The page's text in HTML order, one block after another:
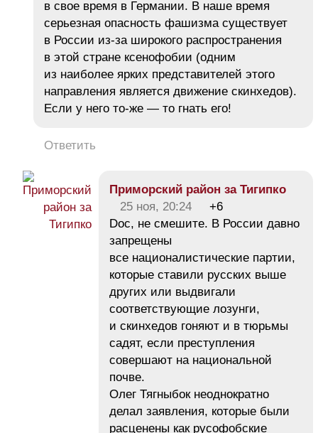
в свое время в Германии. В наше время
серьезная опасность фашизма существует
в России из-за широкого распространения
в этой стране ксенофобии (одним
из наиболее ярких представителей этого
направления является движение скинхедов).
Если у него то-же — то гнать его!
Ответить
Приморский район за Тигипко
25 ноя, 20:24
+6
Doc, не смешите. В России давно
запрещены
все националистические партии,
которые ставили русских выше
других или выдвигали
соответствующие лозунги,
и скинхедов гоняют и в тюрьмы
садят, если преступления
совершают на национальной
почве.
Олег Тягныбок неоднократно
делал заявления, которые были
расценены как русофобские